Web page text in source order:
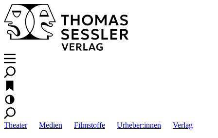
Theater Medien Filmstoffe Urheber:innen Verlag